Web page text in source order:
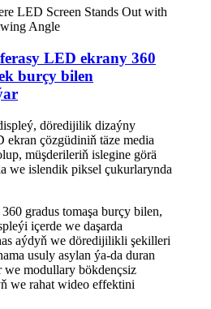
LED ekrany 360
burçy bilen
döredijilik dizaýny
ekran çözgüdiniň täze media
müşderileriň islegine görä
we islendik piksel çukurlarynda
​​gradus tomaşa burçy bilen,
içerde we daşarda
aýdyň we döredijilikli şekilleri
usuly asylan ýa-da duran
we modullary bökdençsiz
we rahat wideo effektini